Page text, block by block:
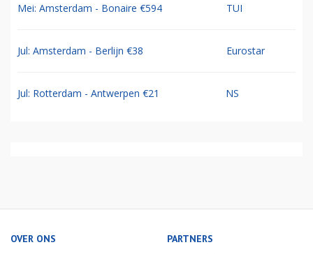
Mei: Amsterdam - Bonaire €594 TUI
Jul: Amsterdam - Berlijn €38 Eurostar
Jul: Rotterdam - Antwerpen €21 NS
OVER ONS PARTNERS